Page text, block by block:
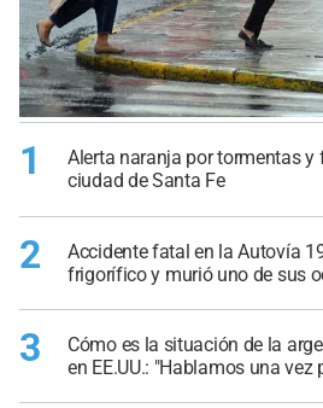
1
Alerta naranja por tormentas y
ciudad de Santa Fe
2
Accidente fatal en la Autovía
frigorífico y murió uno de sus
3
Cómo es la situación de la
en EE.UU.: "Hablamos una vez